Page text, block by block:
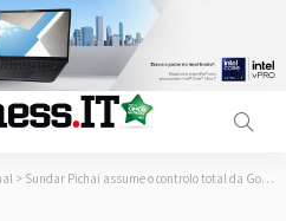
> Sundar Pichai assume o controlo total da Google